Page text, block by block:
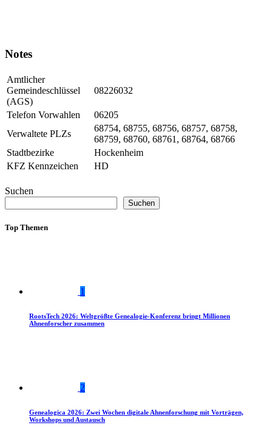
Notes
Amtlicher
Gemeindeschlüssel
(AGS)
08226032
Telefon Vorwahlen
06205
Verwaltete PLZs
68754, 68755, 68756, 68757, 68758,
68759, 68760, 68761, 68764, 68766
Stadtbezirke
Hockenheim
KFZ Kennzeichen
HD
Suchen
Suchen
Top Themen
1
RootsTech 2026: Weltgrößte Genealogie-Konferenz bringt Millionen
Ahnenforscher zusammen
2
Genealogica 2026: Zwei Wochen digitale Ahnenforschung mit Vorträgen,
Workshops und Austausch